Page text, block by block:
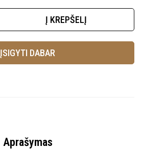
Į KREPŠELĮ
ĮSIGYTI DABAR
Aprašymas